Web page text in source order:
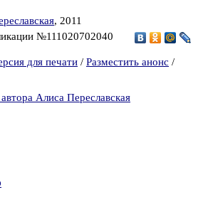
, 2011
№111020702040
для печати / Разместить анонс /
Алиса Переславская